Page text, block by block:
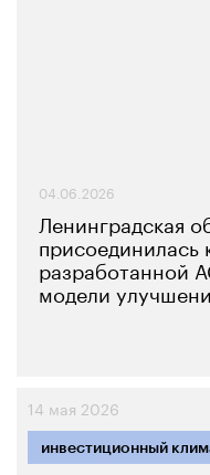
04.06.2026
Ленинградская
присоединилась
разработанной
модели
14 мая 2026
инвестиционный